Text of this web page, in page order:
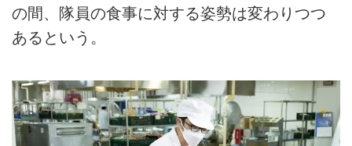
の間、隊員の食事に対する姿勢は変わりつつ
あるという。